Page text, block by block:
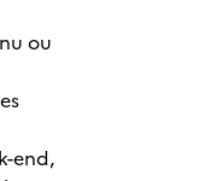
ou
end,